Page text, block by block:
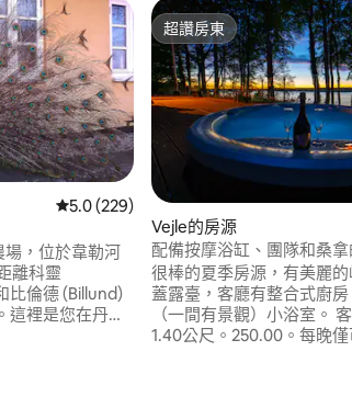
從 229 則評價中獲得 5.0 的平均評分（
5.0 (229)
，位於韋勒河
離科靈
比倫德 (Billund)
這裡是您在丹麥
超讚房東
超讚房東
Vejle的房源
配備按摩浴缸、團隊和桑
（額外）
很棒的夏季房源，有美麗
蓋露臺，客廳有整合式廚
（一間有景觀）小浴室。
1.40公尺。250.00。每晚